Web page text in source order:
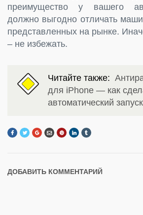
преимущество у вашего
должно выгодно отличать
представленных на рынке.
– не избежать.
Читайте также:
для iPhone — как
автоматический запуск
ДОБАВИТЬ КОММЕНТАРИЙ